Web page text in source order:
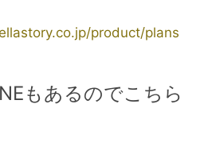
product/plans
もあるのでこちら